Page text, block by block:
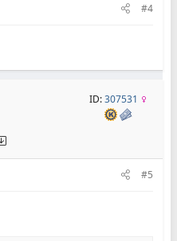
#4
ID:307531
#5